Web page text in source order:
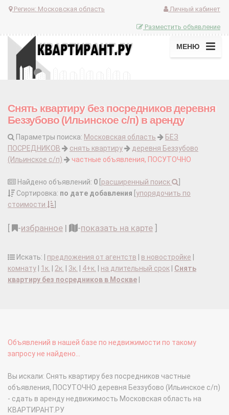
Регион: Московская область Личный кабинет
Разместить объявление
МЕНЮ
Снять квартиру без посредников деревня
Беззубово (Ильинское с/п) в аренду
Параметры поиска: Московская область
БЕЗ
ПОСРЕДНИКОВ
снять квартиру
деревня Беззубово
(Ильинское с/п)
частные объявления, ПОСУТОЧНО
Найдено объявлений: 0 расширенный поиск
Сортировка: по дате добавления упорядочить по
стоимости
-избранное | -показать на карте
Искать: | предложения от агентств в новостройке
комнату
1к. 2к. 3к. 4+к. на длительный срок
Снять
квартиру без посредников в Москве
Объявлений в нашей базе по недвижимости по такому
запросу не найдено...
Вы искали: Снять квартиру без посредников частные
объявления, ПОСУТОЧНО деревня Беззубово (Ильинское с/п)
- сдать в аренду недвижимость Московская область на
КВАРТИРАНТ.РУ